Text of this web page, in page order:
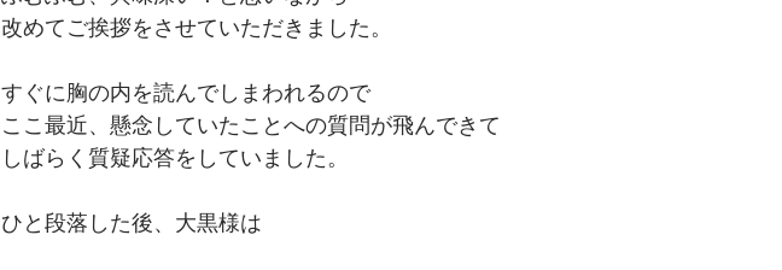
改めてご挨拶をさせていただきました。
すぐに胸の内を読んでしまわれるので
ここ最近、懸念していたことへの質問が飛んできて
しばらく質疑応答をしていました。
ひと段落した後、大黒様は